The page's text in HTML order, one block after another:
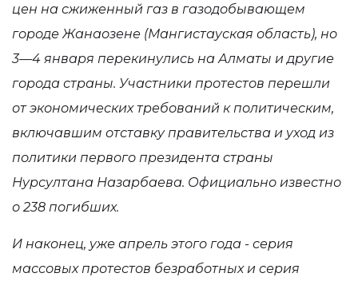
цен на сжиженный газ в газодобывающем
городе Жанаозене (Мангистауская область), но
3—4 января перекинулись на Алматы и другие
города страны. Участники протестов перешли
от экономических требований к политическим,
включавшим отставку правительства и уход из
политики первого президента страны
Нурсултана Назарбаева. Официально известно
о 238 погибших.
И наконец, уже апрель этого года - серия
массовых протестов безработных и серия